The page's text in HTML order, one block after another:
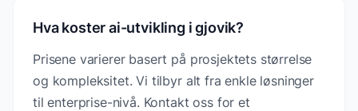
Hva koster ai-utvikling i gjovik?
Prisene varierer basert på prosjektets størrelse
og kompleksitet. Vi tilbyr alt fra enkle løsninger
til enterprise-nivå. Kontakt oss for et